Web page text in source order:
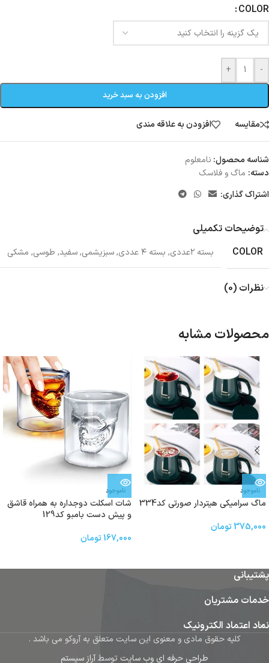
COLOR
-
+
افزودن به سبد خرید
مقایسه افزودن به علاقه مندی
شناسه محصول: نامعلوم
دسته: ماگ و فلاسک
اشتراک گذاری:
توضیحات تکمیلی
COLOR
بسته ۲عددی , بسته ۴ عددی ,سبزیشمی,سفید, طوسی, مشکی
نظرات (0)
محصولات مشابه
ناموجود
ماگ‌ سرامیکی هیتردار صورتی کد334
375,000تومان
ناموجود
شات اسکلت دوجداره به همراه قاشق
و پیش دست بامبو کد129
167,000تومان
پشتیبانی
خدمات مشتریان
نماد اعتماد الکترونیک
کلیه حقوق مادی و معنوی این سایت متعلق به آروکو می باشد .
طراحی حرفه ای وب سایت توسطآراز سیستم